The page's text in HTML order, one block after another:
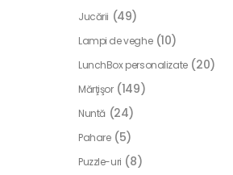
Jucării (49)
Lampi de veghe (10)
LunchBox personalizate (20)
Mărţişor (149)
Nuntă (24)
Pahare (5)
Puzzle-uri (8)